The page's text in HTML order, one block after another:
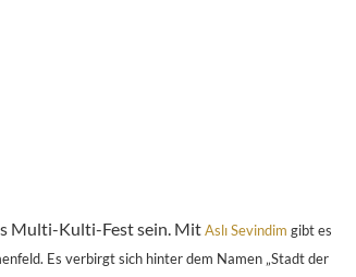
Multi-Kulti-Fest sein. MitAslı Sevindim gibt es
Es verbirgt sich hinter dem Namen „Stadt der